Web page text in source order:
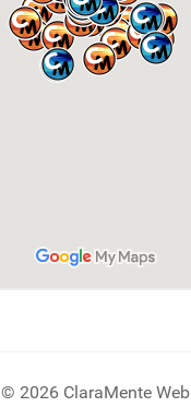
© 2026 ClaraMente Web